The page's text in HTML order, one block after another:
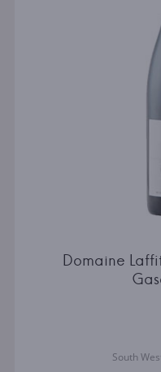
Domaine
South